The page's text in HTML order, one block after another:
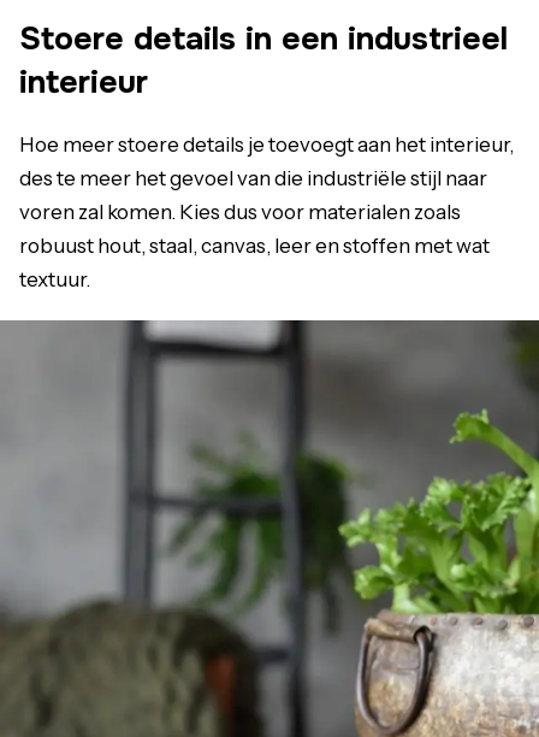
Stoere details in een industrieel
interieur
Hoe meer stoere details je toevoegt aan het interieur,
des te meer het gevoel van die industriële stijl naar
voren zal komen. Kies dus voor materialen zoals
robuust hout, staal, canvas, leer en stoffen met wat
textuur.